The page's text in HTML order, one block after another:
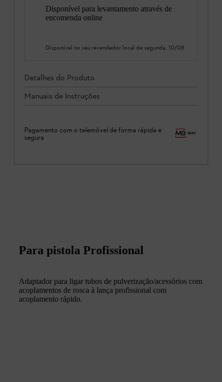
Disponível para levantamento através de
encomenda online
Disponível no seu revendedor local de segunda, 10/08
Detalhes do Produto
Manuais de Instruções
Pagamento com o telemóvel de forma rápida e
segura
Para pistola Profissional
Adaptador para ligar tubos de pulverização/acessórios com
acoplamentos de rosca à lança profissional com
acoplamento rápido.